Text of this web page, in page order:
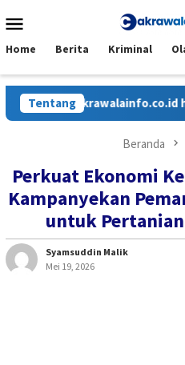
ke
Mobile
Home Berita Kriminal
Tentang
Cakrawalainfo.co.id hadir
Beranda
Perkuat Ekonomi
Kampanyekan
untuk
Syamsuddin Malik
Mei 19, 2026